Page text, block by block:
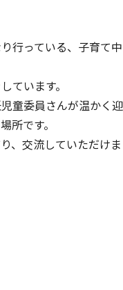
行っている、子育て中
ています。
童委員さんが温かく迎
所です。
、交流していただけま